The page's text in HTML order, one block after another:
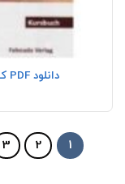
دانلود PDF کتاب آلمانی Rückenwind Band 2 C1
1
2
3